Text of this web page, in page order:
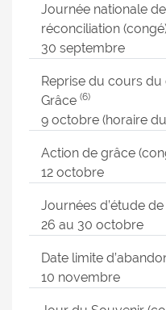
Journée nationale
réconciliation
30 septembre
Reprise du cours
Grâce (6)
9 octobre (horaire
Action de grâce
12 octobre
Journées d’étude
26 au 30 octobre
Date limite
10 novembre